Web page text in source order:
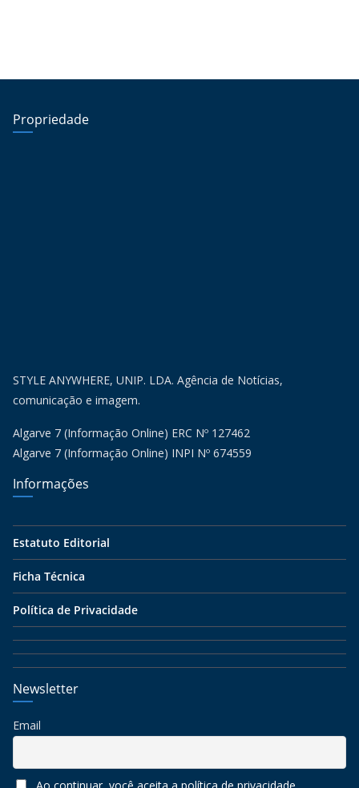
Propriedade
STYLE ANYWHERE, UNIP. LDA. Agência de Notícias,
comunicação e imagem.
Algarve 7 (Informação Online) ERC Nº 127462
Algarve 7 (Informação Online) INPI Nº 674559
Informações
Estatuto Editorial
Ficha Técnica
Política de Privacidade
Newsletter
Email
Ao continuar, você aceita a política de privacidade